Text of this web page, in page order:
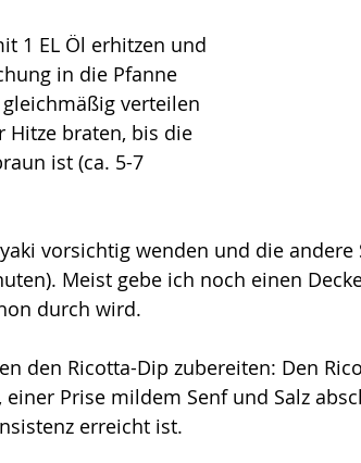
1 EL Öl erhitzen und
in die Pfanne
gleichmäßig verteilen
braten, bis die
ist (ca. 5-7
vorsichtig wenden und die
Meist gebe ich noch einen
durch wird.
den Ricotta-Dip zubereiten: Den
einer Prise mildem Senf und Salz
erreicht ist.